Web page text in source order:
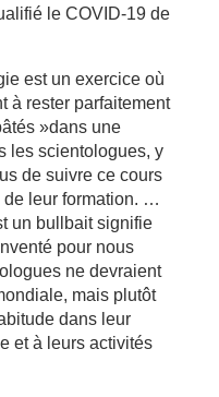
le COVID-19 de
est un exercice où
à rester parfaitement
»dans une
les scientologues, y
de suivre ce cours
de leur formation. …
un bullbait signifie
pour nous
ne devraient
mais plutôt
dans leur
et à leurs activités